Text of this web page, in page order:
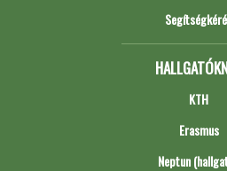
KTH
Erasmus
Neptun